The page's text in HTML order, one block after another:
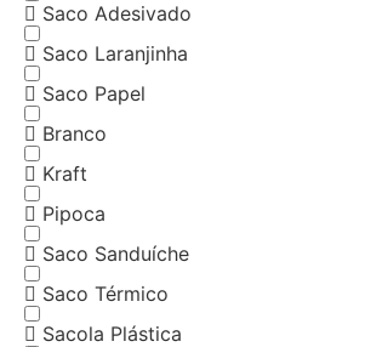
Saco Adesivado
Saco Laranjinha
Saco Papel
Branco
Kraft
Pipoca
Saco Sanduíche
Saco Térmico
Sacola Plástica